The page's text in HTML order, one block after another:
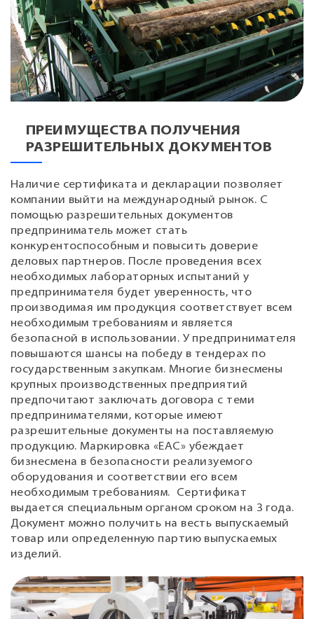
ПРЕИМУЩЕСТВА ПОЛУЧЕНИЯ
РАЗРЕШИТЕЛЬНЫХ ДОКУМЕНТОВ
Наличие сертификата и декларации позволяет
компании выйти на международный рынок. С
помощью разрешительных документов
предприниматель может стать
конкурентоспособным и повысить доверие
деловых партнеров. После проведения всех
необходимых лабораторных испытаний у
предпринимателя будет уверенность, что
производимая им продукция соответствует всем
необходимым требованиям и является
безопасной в использовании. У предпринимателя
повышаются шансы на победу в тендерах по
государственным закупкам. Многие бизнесмены
крупных производственных предприятий
предпочитают заключать договора с теми
предпринимателями, которые имеют
разрешительные документы на поставляемую
продукцию. Маркировка «ЕАС» убеждает
бизнесмена в безопасности реализуемого
оборудования и соответствии его всем
необходимым требованиям. Сертификат
выдается специальным органом сроком на 3 года.
Документ можно получить на весть выпускаемый
товар или определенную партию выпускаемых
изделий.